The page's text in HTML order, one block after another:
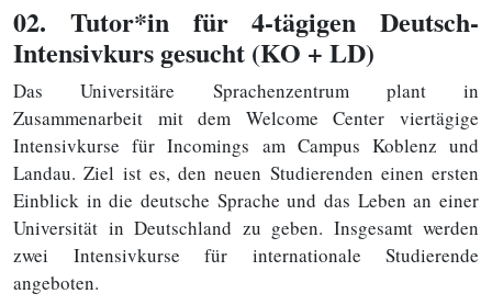
02. Tutor*in für 4-tägigen Deutsch-
Intensivkurs gesucht (KO + LD)
Das Universitäre Sprachenzentrum plant in
Zusammenarbeit mit dem Welcome Center viertägige
Intensivkurse für Incomings am Campus Koblenz und
Landau. Ziel ist es, den neuen Studierenden einen ersten
Einblick in die deutsche Sprache und das Leben an einer
Universität in Deutschland zu geben. Insgesamt werden
zwei Intensivkurse für internationale Studierende
angeboten.